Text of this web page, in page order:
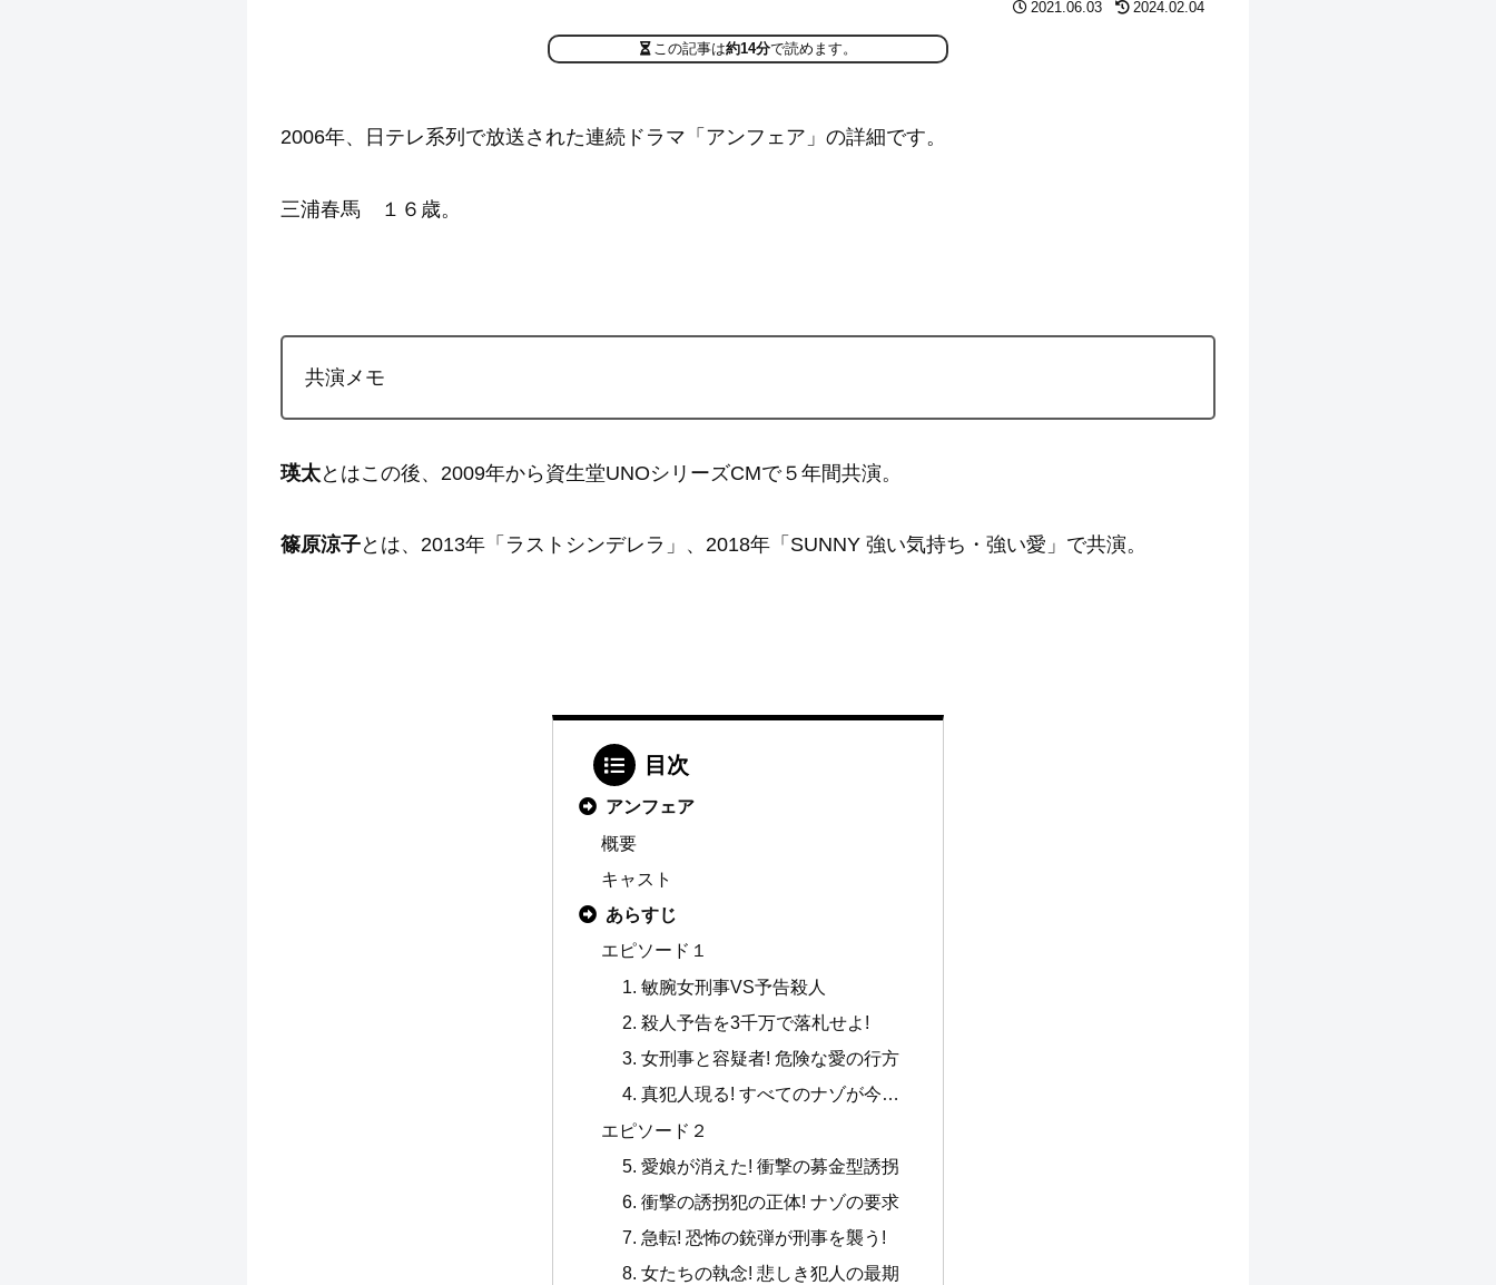
2021.06.03 2024.02.04
この記事は約14分で読めます。
2006年、日テレ系列で放送された連続ドラマ「アンフェア」の詳細です。
三浦春馬 １６歳。
共演メモ
瑛太とはこの後、2009年から資生堂UNOシリーズCMで５年間共演。
篠原涼子とは、2013年「ラストシンデレラ」、2018年「SUNNY 強い気持ち・強い愛」で共演。
目次
アンフェア
概要
キャスト
あらすじ
エピソード１
1. 敏腕女刑事VS予告殺人
2. 殺人予告を3千万で落札せよ!
3. 女刑事と容疑者! 危険な愛の行方
4. 真犯人現る! すべてのナゾが今…
エピソード２
5. 愛娘が消えた! 衝撃の募金型誘拐
6. 衝撃の誘拐犯の正体! ナゾの要求
7. 急転! 恐怖の銃弾が刑事を襲う!
8. 女たちの執念! 悲しき犯人の最期